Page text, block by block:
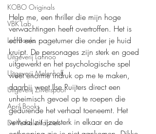
KOBO Originals
VBK Lab
Loft Books
Uitgeverij Lannoo
Uitgeverij Melenhoff
Uitgeverij Zilverspoor
April Books
De Verhalenfabriek
Help me, een thriller die mijn hoge
verwachtingen heeft overtroffen. Het is
echt een pageturner die onder je huid
kruipt. De personages zijn sterk en goed
uitgewerkt en het psychologische spel
weet enorme indruk op me te maken,
daarbij weet Ilse Ruijters direct een
unheimisch gevoel op te roepen die
gedurende het verhaal toeneemt. Het
verhaal zit ijzersterk in elkaar en de